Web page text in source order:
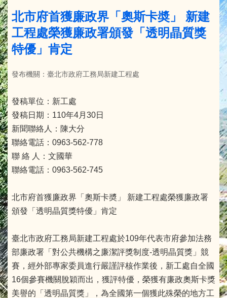
北市府首獲廉政界「奧斯卡奬」 新建
工程處榮獲廉政署頒發「透明晶質獎
特優」肯定
發布機關：臺北市政府工務局新建工程處
發稿單位：新工處
發稿日期：110年4月30日
新聞聯絡人：陳大分
聯絡電話：0963-562-778
聯 絡 人：文國華
聯絡電話：0963-562-745
北市府首獲廉政界「奧斯卡奬」 新建工程處榮獲廉政署
頒發「透明晶質獎特優」肯定
臺北市政府工務局新建工程處於109年代表市府參加法務
部廉政署「對公共機構之廉潔評獎制度-透明晶質獎」競
賽，經外部專家委員進行嚴謹評核作業後，新工處自全國
16個參賽機關脫穎而出，獲評特優，榮獲有廉政奧斯卡獎
美譽的「透明晶質獎」，為全國第一個獲此殊榮的地方工